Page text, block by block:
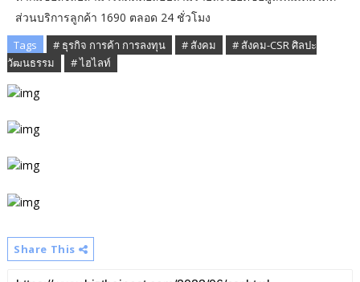
ส่วนบริการลูกค้า 1690 ตลอด 24 ชั่วโมง
Tags # ธุรกิจ การค้า การลงทุน # สังคม
# สังคม-CSR ศิลปะ
วัฒนธรรม
# ไฮไลท์
Share This